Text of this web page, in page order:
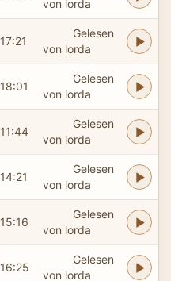
von lorda
17:21
Gelesen
von lorda
18:01
Gelesen
von lorda
11:44
Gelesen
von lorda
14:21
Gelesen
von lorda
15:16
Gelesen
von lorda
16:25
Gelesen
von lorda